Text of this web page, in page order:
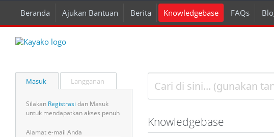
Beranda Ajukan Bantuan Berita Knowledgebase FAQs
Masuk Langganan
Silakan Registrasi dan Masuk
untuk mendapatkan akses penuh
Alamat e-mail Anda
Knowledgebase